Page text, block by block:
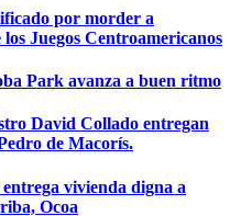
por morder a
Juegos Centroamericanos
Park avanza a buen ritmo
David Collado entregan
de Macorís.
vivienda digna a
Ocoa